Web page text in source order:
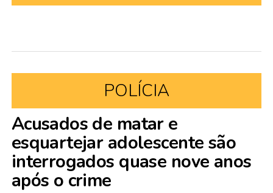
POLÍCIA
Acusados de matar e
esquartejar adolescente são
interrogados quase nove anos
após o crime